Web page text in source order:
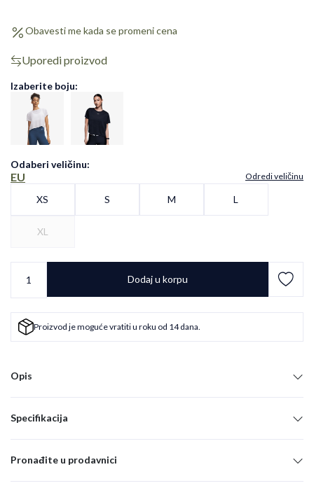
Obavesti me kada se promeni cena
Uporedi proizvod
Izaberite boju:
Odaberi veličinu:
EU Odredi veličinu
XS S M L
XL
Dodaj u korpu
Proizvod je moguće vratiti u roku od 14 dana.
Opis
Specifikacija
Pronađite u prodavnici